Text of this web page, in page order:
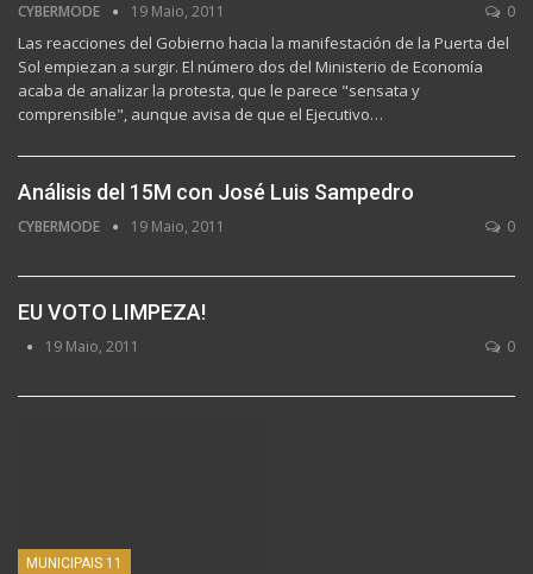
CYBERMODE 19 Maio, 2011 0
Las reacciones del Gobierno hacia la manifestación de la Puerta del
Sol empiezan a surgir. El número dos del Ministerio de Economía
acaba de analizar la protesta, que le parece "sensata y
comprensible", aunque avisa de que el Ejecutivo…
Análisis del 15M con José Luis Sampedro
CYBERMODE 19 Maio, 2011 0
EU VOTO LIMPEZA!
19 Maio, 2011 0
MUNICIPAIS 11